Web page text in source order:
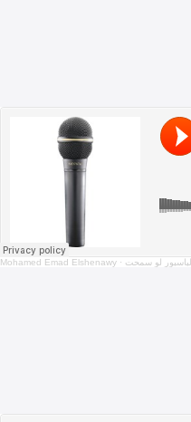
Mohamed Emad Elshenawy · الباسبور لو سمحت